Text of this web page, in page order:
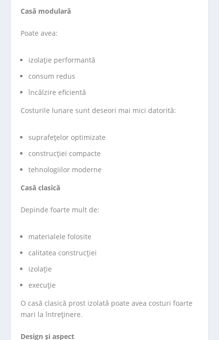
Casă modulară
Poate avea:
izolație performantă
consum redus
încălzire eficientă
Costurile lunare sunt deseori mai mici datorită:
suprafețelor optimizate
construcției compacte
tehnologiilor moderne
Casă clasică
Depinde foarte mult de:
materialele folosite
calitatea construcției
izolație
execuție
O casă clasică prost izolată poate avea costuri foarte
mari la întreținere.
Design și aspect